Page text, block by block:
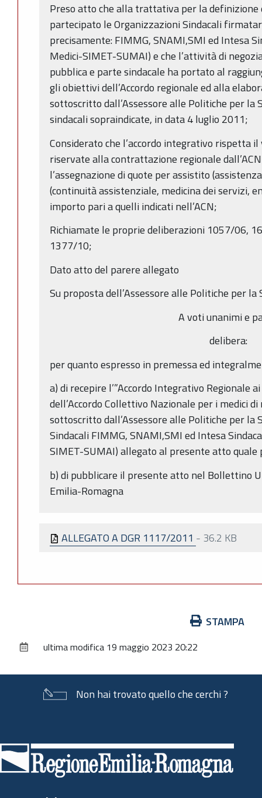
Preso atto che alla trattativa per la definizione
partecipato le Organizzazioni Sindacali
precisamente: FIMMG, SNAMI,SMI ed Intesa
Medici-SIMET-SUMAI) e che l’attività di
pubblica e parte sindacale ha portato al
gli obiettivi dell’Accordo regionale ed alla
sottoscritto dall’Assessore alle Politiche per la
sindacali sopraindicate, in data 4 luglio 2011;
Considerato che l’accordo integrativo rispetta
riservate alla contrattazione regionale
l’assegnazione di quote per assistito
(continuità assistenziale, medicina dei servizi,
importo pari a quelli indicati nell’ACN;
Richiamate le proprie deliberazioni 1057/06,
1377/10;
Dato atto del parere allegato
Su proposta dell’Assessore alle Politiche per la
A voti unanimi e
delibera:
per quanto espresso in premessa ed
a) di recepire l’”Accordo Integrativo Regionale
dell’Accordo Collettivo Nazionale per i medici
sottoscritto dall’Assessore alle Politiche per la
Sindacali FIMMG, SNAMI,SMI ed Intesa
SIMET-SUMAI) allegato al presente atto
b) di pubblicare il presente atto nel Bollettino
Emilia-Romagna
ALLEGATO A DGR 1117/2011 - 36.2 KB
documento
STAMPA
ultima modifica 19 maggio 2023 20:22
Non hai trovato quello che cerchi ?
di
pagina